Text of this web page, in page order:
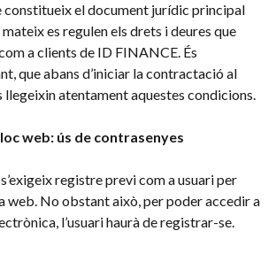
el document jurídic principal
es regulen els drets i deures que
a clients de ID FINANCE. És
que abans d’iniciar la contractació al
llegeixin atentament aquestes condicions.
web: ús de contrasenyes
registre previ com a usuari per
web. No obstant això, per poder accedir a
l’usuari haurà de registrar-se.